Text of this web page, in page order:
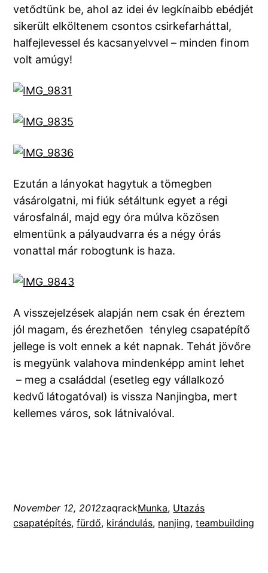
vetődtünk be, ahol az idei év legkínaibb ebédjét
sikerült elköltenem csontos csirkefarháttal,
halfejlevessel és kacsanyelvvel – minden finom
volt amúgy!
Ezután a lányokat hagytuk a tömegben
vásárolgatni, mi fiúk sétáltunk egyet a régi
városfalnál, majd egy óra múlva közösen
elmentünk a pályaudvarra és a négy órás
vonattal már robogtunk is haza.
A visszejelzések alapján nem csak én éreztem
jól magam, és érezhetően tényleg csapatépítő
jellege is volt ennek a két napnak. Tehát jövőre
is megyünk valahova mindenképp amint lehet
– meg a családdal (esetleg egy vállalkozó
kedvű látogatóval) is vissza Nanjingba, mert
kellemes város, sok látnivalóval.
November 12, 2012zaqrackMunka, Utazás
csapatépítés, fürdő, kirándulás, nanjing, teambuilding